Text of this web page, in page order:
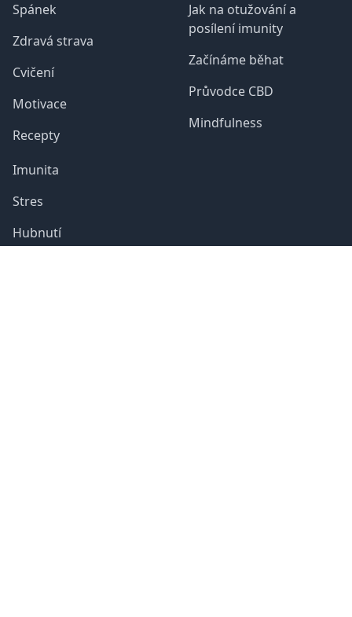
Spánek
Zdravá strava
Cvičení
Motivace
Recepty
Imunita
Stres
Hubnutí
Jak na otužování a
posílení imunity
Začínáme běhat
Průvodce CBD
Mindfulness